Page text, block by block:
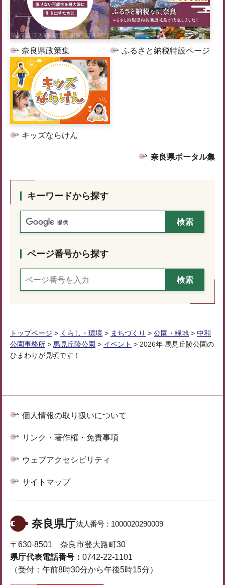
奈良県政策集 ふるさと納税特設ページ
キッズならけん
奈良県ポータル集
キーワードから探す
ページ番号から探す
トップページ > くらし・環境 > まちづくり > 公園・緑地 > 中和
公園事務所 > 馬見丘陵公園 > イベント > 2026年 馬見丘陵公園の
ひまわりが見頃です！
個人情報の取り扱いについて
リンク・著作権・免責事項
ウェブアクセシビリティ
サイトマップ
奈良県庁法人番号： 1000020290009
〒630-8501 奈良市登大路町30
県庁代表電話番号： 0742-22-1101
（受付：午前8時30分から午後5時15分）